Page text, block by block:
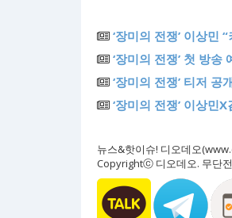
‘장미의 전쟁’ 이상민
‘장미의 전쟁’ 첫 방
‘장미의 전쟁’ 티저
‘장미의 전쟁’ 이상
뉴스&핫이슈! 디오데오
Copyrightⓒ 디오데오. 무단